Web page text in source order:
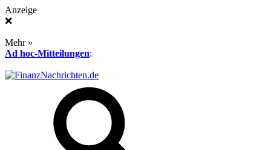
Anzeige
❌
Mehr »
Ad hoc-Mitteilungen: